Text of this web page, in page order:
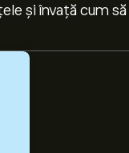
și învață cum